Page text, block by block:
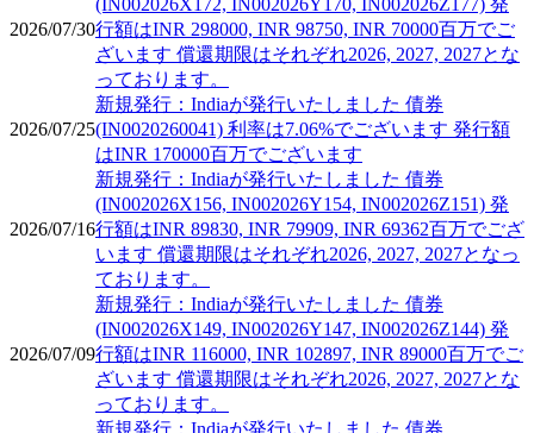
2026/07/30行額はINR 298000, INR 98750, INR 70000百万でご
ざいます 償還期限はそれぞれ2026, 2027, 2027とな
っております。
2026/07/25
新規発行：Indiaが発行いたしました 債券
(IN0020260041) 利率は7.06%でございます 発行額
はINR 170000百万でございます
2026/07/16
新規発行：Indiaが発行いたしました 債券
(IN002026X156, IN002026Y154, IN002026Z151) 発
行額はINR 89830, INR 79909, INR 69362百万でござ
います 償還期限はそれぞれ2026, 2027, 2027となっ
ております。
2026/07/09
新規発行：Indiaが発行いたしました 債券
(IN002026X149, IN002026Y147, IN002026Z144) 発
行額はINR 116000, INR 102897, INR 89000百万でご
ざいます 償還期限はそれぞれ2026, 2027, 2027とな
っております。
新規発行：Indiaが発行いたしました 債券